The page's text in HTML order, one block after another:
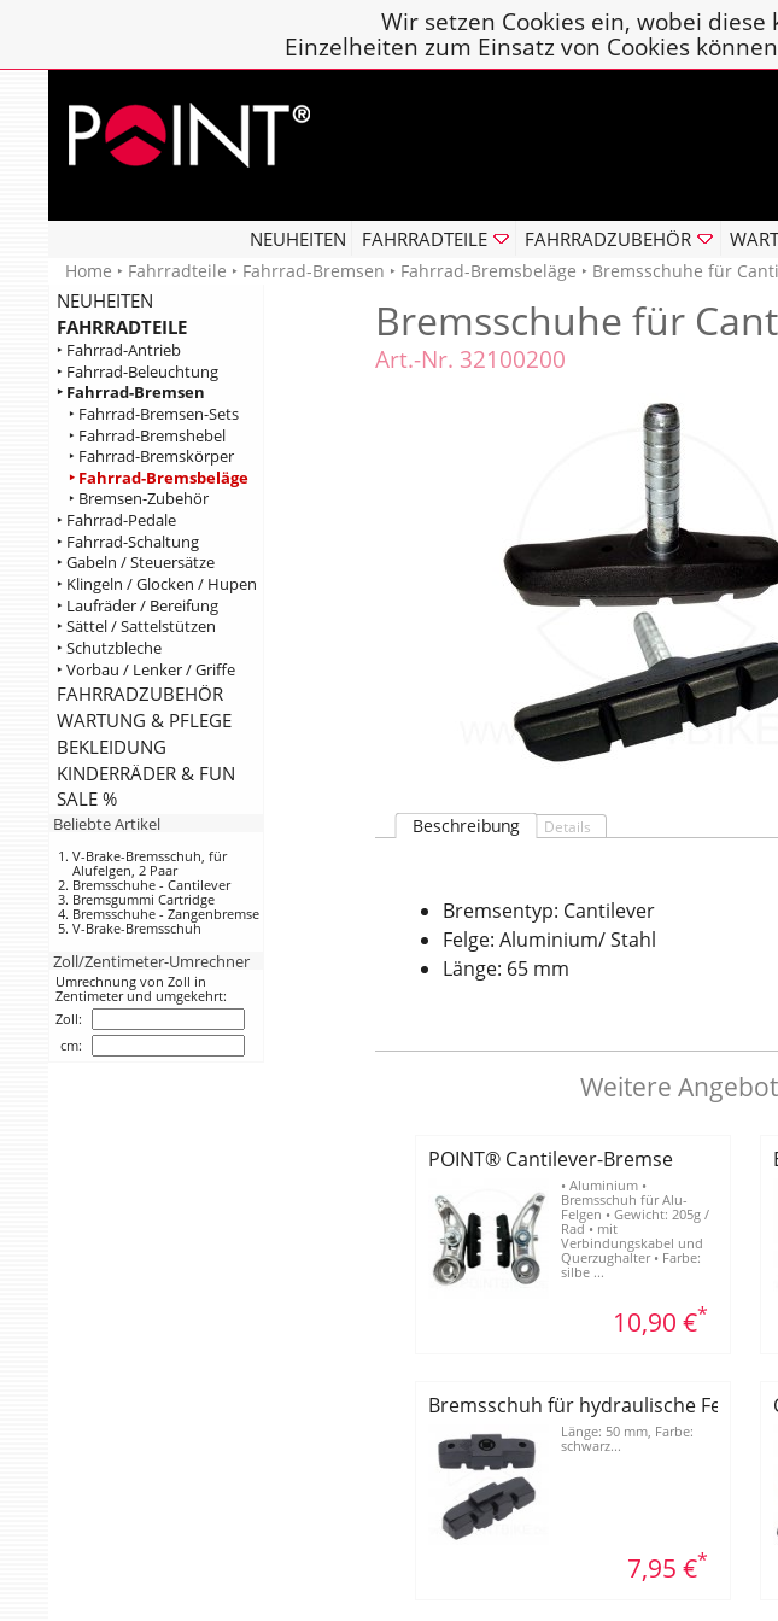
Wir setzen Cookies ein, wobei
Einzelheiten zum Einsatz von Cookies
NEUHEITEN FAHRRADTEILE FAHRRADZUBEHÖR
Home ‣ Fahrradteile ‣ Fahrrad-Bremsen ‣ Fahrrad-Bremsbeläge ‣ Bremsschuhe für
NEUHEITEN
FAHRRADTEILE
‣ Fahrrad-Antrieb
‣ Fahrrad-Beleuchtung
‣ Fahrrad-Bremsen
‣ Fahrrad-Bremsen-Sets
‣ Fahrrad-Bremshebel
‣ Fahrrad-Bremskörper
‣ Fahrrad-Bremsbeläge
‣ Bremsen-Zubehör
‣ Fahrrad-Pedale
‣ Fahrrad-Schaltung
‣ Gabeln / Steuersätze
‣ Klingeln / Glocken / Hupen
‣ Laufräder / Bereifung
‣ Sättel / Sattelstützen
‣ Schutzbleche
‣ Vorbau / Lenker / Griffe
FAHRRADZUBEHÖR
WARTUNG & PFLEGE
BEKLEIDUNG
KINDERRÄDER & FUN
SALE %
Beliebte Artikel
V-Brake-Bremsschuh, für
Alufelgen, 2 Paar
Bremsschuhe - Cantilever
Bremsgummi Cartridge
Bremsschuhe - Zangenbremse
V-Brake-Bremsschuh
Zoll/Zentimeter-Umrechner
Umrechnung von Zoll in
Zentimeter und umgekehrt:
Zoll:
cm:
Bremsschuhe für
Art.-Nr. 32100200
Beschreibung Details
Bremsentyp: Cantilever
Felge: Aluminium/ Stahl
Länge: 65 mm
Weitere
POINT® Cantilever-Bremse
• Aluminium •
Bremsschuh für Alu-
Felgen • Gewicht: 205g /
Rad • mit
Verbindungskabel und
Querzughalter • Farbe:
silbe ...
10,90 €*
Bremsschuh für hydraulische
Länge: 50 mm, Farbe:
schwarz...
7,95 €*